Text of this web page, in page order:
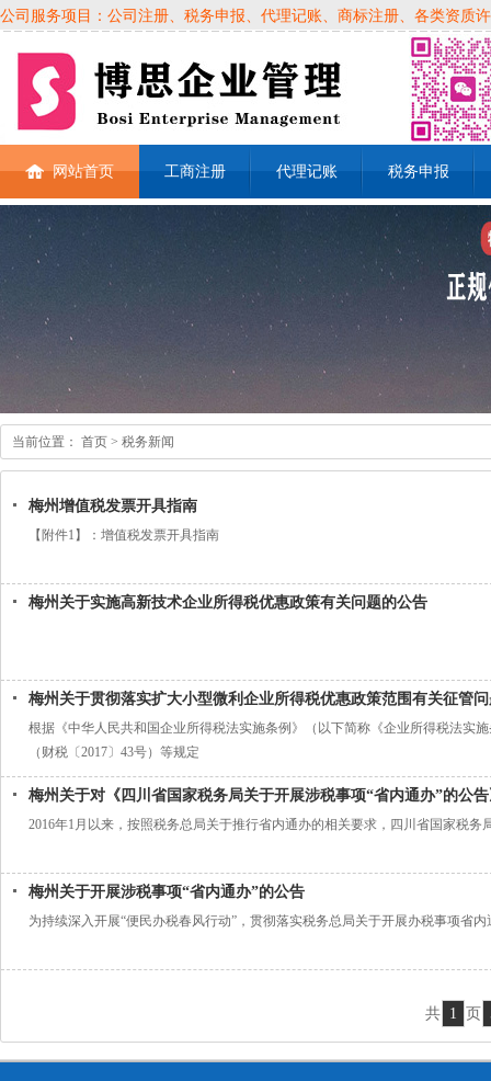
公司服务项目：公司注册、税务申报、代理记账、商标注册、各类资质
网站首页 工商注册 代理记账 税务申报
当前位置： 首页 > 税务新闻
梅州增值税发票开具指南
【附件1】：增值税发票开具指南
梅州关于实施高新技术企业所得税优惠政策有关问题的公告
梅州关于贯彻落实扩大小型微利企业所得税优惠政策范围有关征管
根据《中华人民共和国企业所得税法实施条例》（以下简称《企业所得税法实
（财税〔2017〕43号）等规定
梅州关于对《四川省国家税务局关于开展涉税事项“省内通办”的公
2016年1月以来，按照税务总局关于推行省内通办的相关要求，四川省国家税
梅州关于开展涉税事项“省内通办”的公告
为持续深入开展“便民办税春风行动”，贯彻落实税务总局关于开展办税事项省
共 1 页